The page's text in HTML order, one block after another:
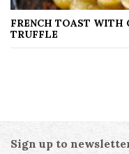
FRENCH TOAST WITH
TRUFFLE
Sign up to